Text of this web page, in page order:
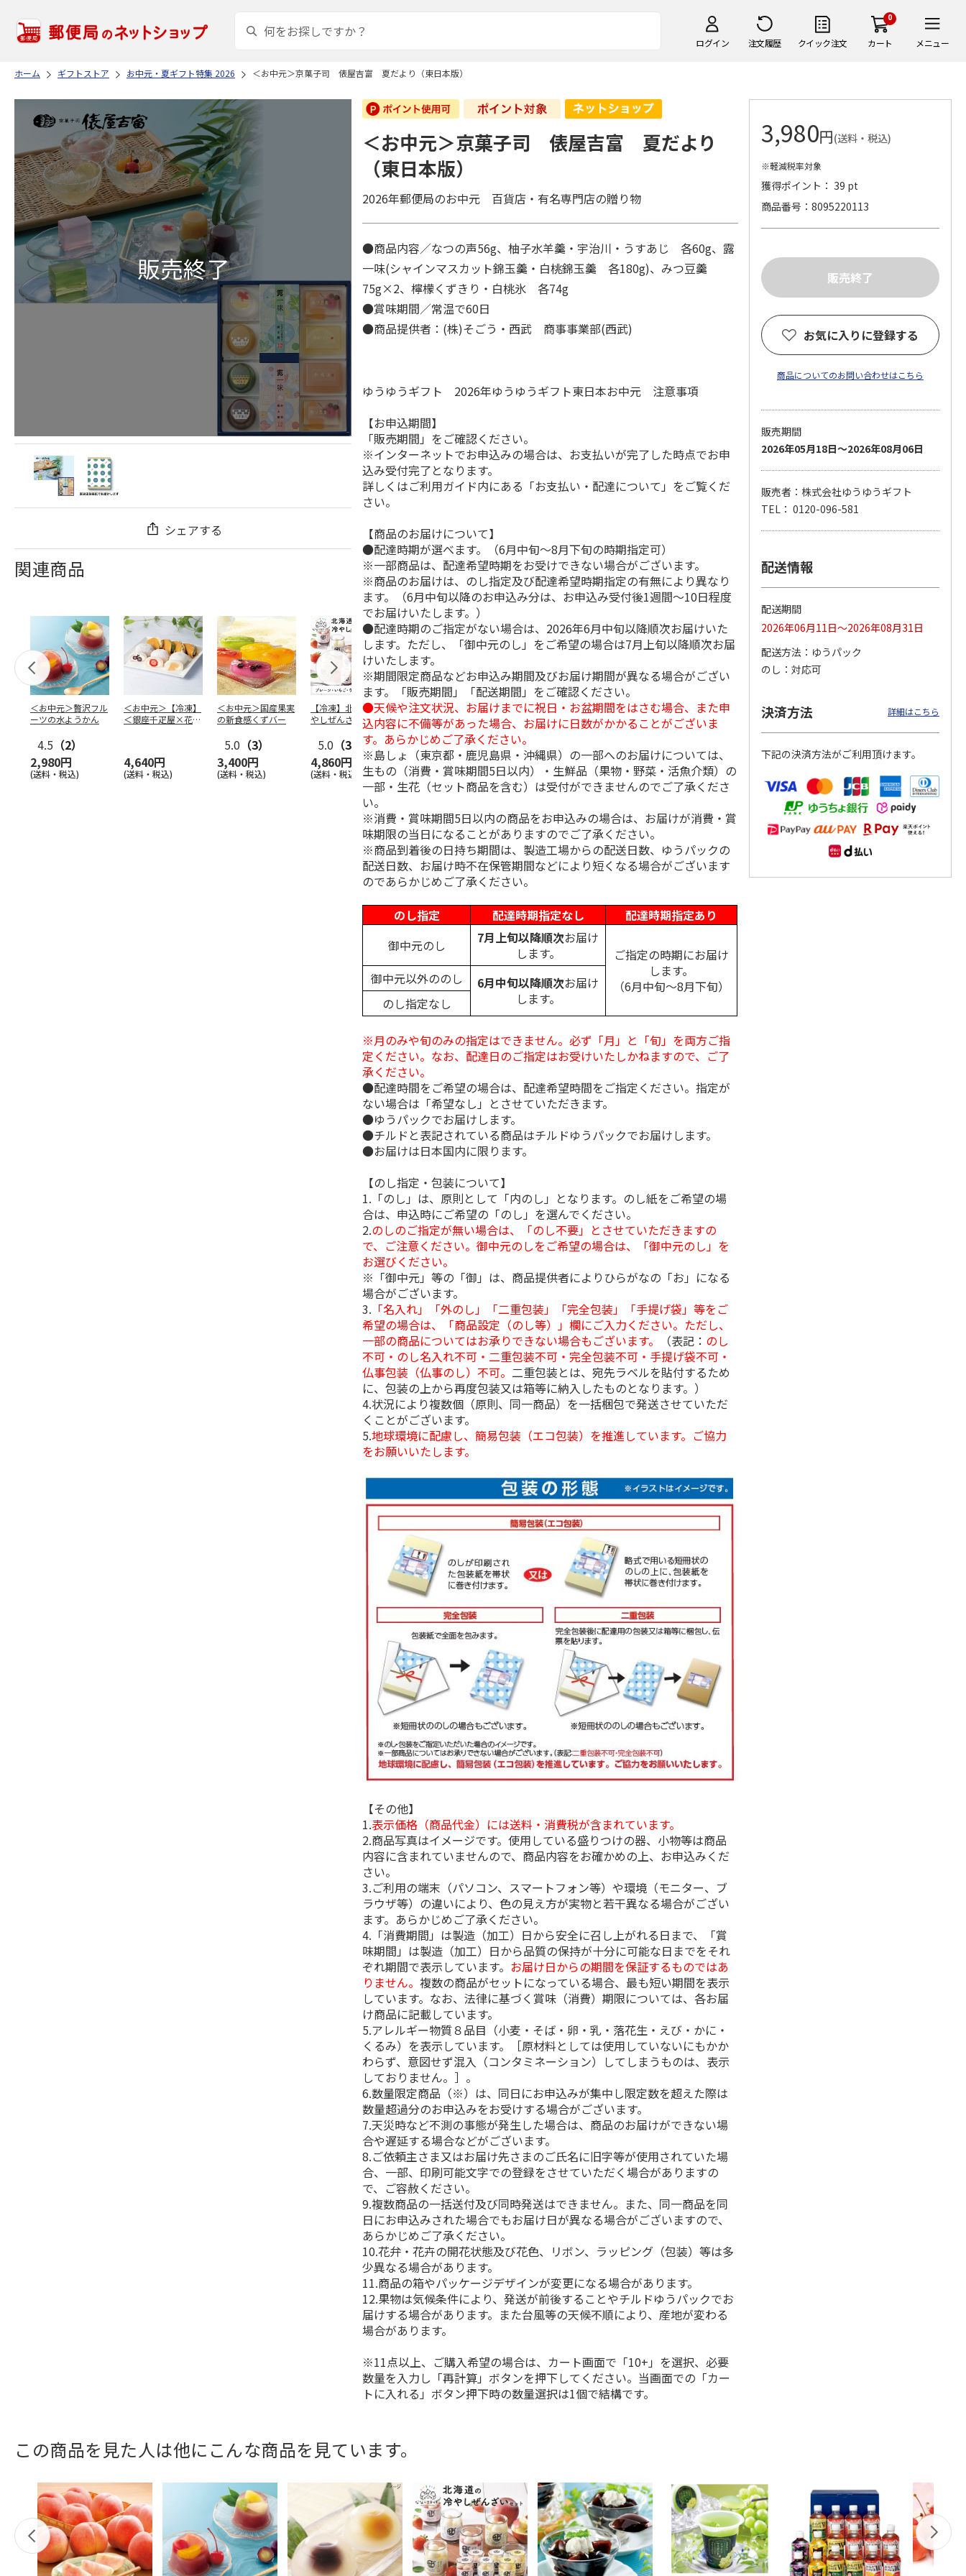
ログイン 注文履歴 クイック注文
0
カート メニュー
ホーム ギフトストア お中元・夏ギフト特集 2026 ＜お中元＞京菓子司 俵屋吉富 夏だより（東日本版）
シェアする
関連商品
＜お中元＞贅沢フル
ーツの水ようかん
4.5 （2）
2,980円
(送料・税込)
＜お中元＞【冷凍】
＜銀座千疋屋×花園
4,640円
(送料・税込)
＜お中元＞国産果実
の新食感くずバー
5.0 （3）
3,400円
(送料・税込)
【冷凍】北海道 冷
やしぜんざい 3種6
5.0 （3）
4,860円
(送料・税込)
＜お中元＞東京あん
バターパンケーキ６
個入
4.0（1）
2,300円
(送料・税込)
＜お中元＞江戸日本
橋よもぎ草餅１６個
入
4.0（1）
2,000円
(送料・税込)
＜お中元＞ななこ
夏
3,240円
(送料・税込)
＜お中元＞ななこ
夏
2,160円
(送料・税込)
金澤小町 KMC-15Ｒ
2,380円
＜お中元＞洋風おこ
しチュララ
3,300円
(送料・税込)
＜お中元＞京菓子司 俵屋吉富 夏だより
（東日本版）
2026年郵便局のお中元 百貨店・有名専門店の贈り物
●商品内容／なつの声56g、柚子水羊羹・宇治川・うすあじ 各60g、露
一味(シャインマスカット錦玉羹・白桃錦玉羹 各180g)、みつ豆羹
75g×2、檸檬くずきり・白桃氷 各74g
●賞味期間／常温で60日
●商品提供者：(株)そごう・西武 商事事業部(西武)
ゆうゆうギフト 2026年ゆうゆうギフト東日本お中元 注意事項
【お申込期間】
「販売期間」をご確認ください。
※インターネットでお申込みの場合は、お支払いが完了した時点でお申
込み受付完了となります。
詳しくはご利用ガイド内にある「お支払い・配達について」をご覧くだ
さい。
【商品のお届けについて】
●配達時期が選べます。（6月中旬～8月下旬の時期指定可）
※一部商品は、配達希望時期をお受けできない場合がございます。
※商品のお届けは、のし指定及び配達希望時期指定の有無により異なり
ます。（6月中旬以降のお申込み分は、お申込み受付後1週間～10日程度
でお届けいたします。）
●配達時期のご指定がない場合は、2026年6月中旬以降順次お届けいた
します。ただし、「御中元のし」をご希望の場合は7月上旬以降順次お届
けいたします。
※期間限定商品などお申込み期間及びお届け期間が異なる場合がござい
ます。「販売期間」「配送期間」をご確認ください。
●天候や注文状況、お届けまでに祝日・お盆期間をはさむ場合、また申
込内容に不備等があった場合、お届けに日数がかかることがございま
す。あらかじめご了承ください。
※島しょ（東京都・鹿児島県・沖縄県）の一部へのお届けについては、
生もの（消費・賞味期間5日以内）・生鮮品（果物・野菜・活魚介類）の
一部・生花（セット商品を含む）は受付ができませんのでご了承くださ
い。
※消費・賞味期間5日以内の商品をお申込みの場合は、お届けが消費・賞
味期限の当日になることがありますのでご了承ください。
※商品到着後の日持ち期間は、製造工場からの配送日数、ゆうパックの
配送日数、お届け時不在保管期間などにより短くなる場合がございます
のであらかじめご了承ください。
のし指定
配達時期指定なし
配達時期指定あり
御中元のし
7月上旬以降順次お届け
します。
ご指定の時期にお届け
します。
（6月中旬～8月下旬）
御中元以外ののし 6月中旬以降順次お届け
します。
のし指定なし
※月のみや旬のみの指定はできません。必ず「月」と「旬」を両方ご指
定ください。なお、配達日のご指定はお受けいたしかねますので、ご了
承ください。
●配達時間をご希望の場合は、配達希望時間をご指定ください。指定が
ない場合は「希望なし」とさせていただきます。
●ゆうパックでお届けします。
●チルドと表記されている商品はチルドゆうパックでお届けします。
●お届けは日本国内に限ります。
【のし指定・包装について】
1.「のし」は、原則として「内のし」となります。のし紙をご希望の場
合は、申込時にご希望の「のし」を選んでください。
2.のしのご指定が無い場合は、「のし不要」とさせていただきますの
で、ご注意ください。御中元のしをご希望の場合は、「御中元のし」を
お選びください。
※「御中元」等の「御」は、商品提供者によりひらがなの「お」になる
場合がございます。
3. 「名入れ」「外のし」「二重包装」「完全包装」「手提げ袋」等をご
希望の場合は、「商品設定（のし等）」欄にご入力ください。ただし、
一部の商品についてはお承りできない場合もございます。
（表記： のし
不可・のし名入れ不可・二重包装不可・完全包装不可・手提げ袋不可・
仏事包装（仏事のし）不可。 二重包装とは、宛先ラベルを貼付するため
に、包装の上から再度包装又は箱等に納入したものとなります。）
4.状況により複数個（原則、同一商品）を一括梱包で発送させていただ
くことがございます。
5.地球環境に配慮し、簡易包装（エコ包装）を推進しています。ご協力
をお願いいたします。
【その他】
1.表示価格（商品代金）には送料・消費税が含まれています。
2.商品写真はイメージです。使用している盛りつけの器、小物等は商品
内容に含まれていませんので、商品内容をお確かめの上、お申込みくだ
さい。
3.ご利用の端末（パソコン、スマートフォン等）や環境（モニター、ブ
ラウザ等）の違いにより、色の見え方が実物と若干異なる場合がござい
ます。あらかじめご了承ください。
4.「消費期間」は製造（加工）日から安全に召し上がれる日まで、「賞
味期間」は製造（加工）日から品質の保持が十分に可能な日までをそれ
ぞれ期間で表示しています。 お届け日からの期間を保証するものではあ
りません。複数の商品がセットになっている場合、最も短い期間を表示
しています。なお、法律に基づく賞味（消費）期限については、各お届
け商品に記載しています。
5.アレルギー物質８品目（小麦・そば・卵・乳・落花生・えび・かに・
くるみ）を表示しています。［原材料としては使用していないにもかか
わらず、意図せず混入（コンタミネーション）してしまうものは、表示
しておりません。］。
6.数量限定商品（※）は、同日にお申込みが集中し限定数を超えた際は
数量超過分のお申込みをお受けする場合がございます。
7.天災時など不測の事態が発生した場合は、商品のお届けができない場
合や遅延する場合などがございます。
8.ご依頼主さま又はお届け先さまのご氏名に旧字等が使用されていた場
合、一部、印刷可能文字での登録をさせていただく場合がありますの
で、ご容赦ください。
9.複数商品の一括送付及び同時発送はできません。また、同一商品を同
日にお申込みされた場合でもお届け日が異なる場合がございますので、
あらかじめご了承ください。
10.花弁・花卉の開花状態及び花色、リボン、ラッピング（包装）等は多
少異なる場合があります。
11.商品の箱やパッケージデザインが変更になる場合があります。
12.果物は気候条件により、発送が前後することやチルドゆうパックでお
届けする場合があります。また台風等の天候不順により、産地が変わる
場合があります。
※11点以上、ご購入希望の場合は、カート画面で「10+」を選択、必要
数量を入力し「再計算」ボタンを押下してください。当画面での「カー
トに入れる」ボタン押下時の数量選択は1個で結構です。
3,980円(送料・税込)
※軽減税率対象
獲得ポイント： 39 pt
商品番号
8095220113
お気に入りに登録する
商品についてのお問い合わせはこちら
販売期間
2026年05月18日～2026年08月06日
販売者：株式会社ゆうゆうギフト
TEL： 0120-096-581
配送情報
配送期間
2026年06月11日～2026年08月31日
配送方法
ゆうパック
のし
対応可
決済方法 詳細はこちら
下記の決済方法がご利用頂けます。
この商品を見た人は他にこんな商品を見ています。